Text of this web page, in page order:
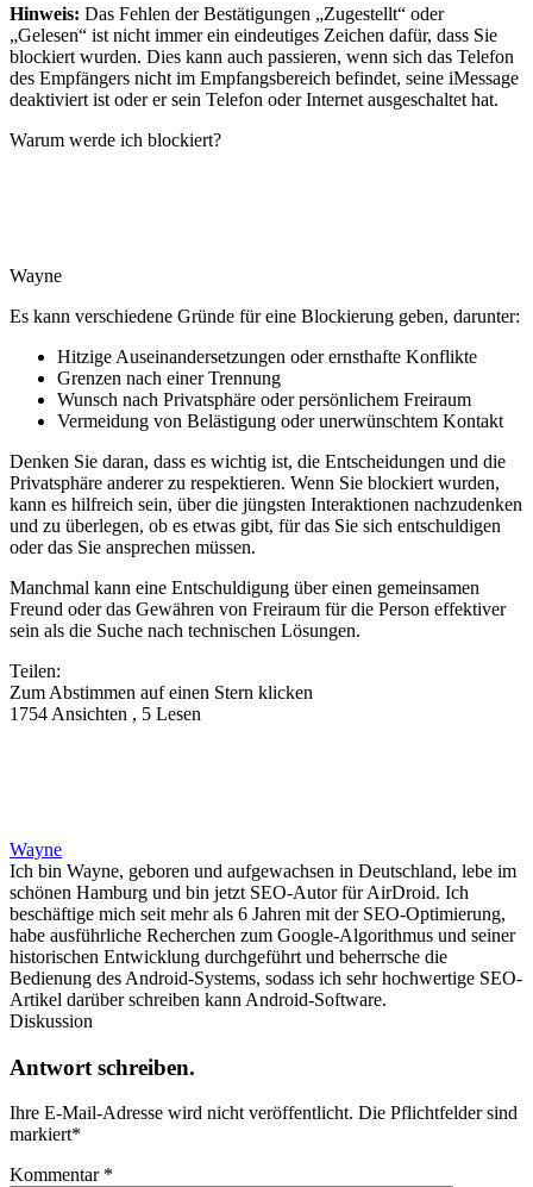
Hinweis: Das Fehlen der Bestätigungen „Zugestellt“ oder
„Gelesen“ ist nicht immer ein eindeutiges Zeichen dafür, dass Sie
blockiert wurden. Dies kann auch passieren, wenn sich das Telefon
des Empfängers nicht im Empfangsbereich befindet, seine iMessage
deaktiviert ist oder er sein Telefon oder Internet ausgeschaltet hat.
Warum werde ich blockiert?
Wayne
Es kann verschiedene Gründe für eine Blockierung geben, darunter:
Hitzige Auseinandersetzungen oder ernsthafte Konflikte
Grenzen nach einer Trennung
Wunsch nach Privatsphäre oder persönlichem Freiraum
Vermeidung von Belästigung oder unerwünschtem Kontakt
Denken Sie daran, dass es wichtig ist, die Entscheidungen und die
Privatsphäre anderer zu respektieren. Wenn Sie blockiert wurden,
kann es hilfreich sein, über die jüngsten Interaktionen nachzudenken
und zu überlegen, ob es etwas gibt, für das Sie sich entschuldigen
oder das Sie ansprechen müssen.
Manchmal kann eine Entschuldigung über einen gemeinsamen
Freund oder das Gewähren von Freiraum für die Person effektiver
sein als die Suche nach technischen Lösungen.
Teilen:
Zum Abstimmen auf einen Stern klicken
1754 Ansichten , 5 Lesen
Wayne
Ich bin Wayne, geboren und aufgewachsen in Deutschland, lebe im
schönen Hamburg und bin jetzt SEO-Autor für AirDroid. Ich
beschäftige mich seit mehr als 6 Jahren mit der SEO-Optimierung,
habe ausführliche Recherchen zum Google-Algorithmus und seiner
historischen Entwicklung durchgeführt und beherrsche die
Bedienung des Android-Systems, sodass ich sehr hochwertige SEO-
Artikel darüber schreiben kann Android-Software.
Diskussion
Antwort schreiben.
Ihre E-Mail-Adresse wird nicht veröffentlicht. Die Pflichtfelder sind
markiert*
Kommentar *